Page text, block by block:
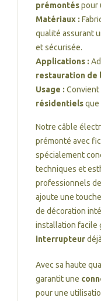
prémontéspour
Matériaux :
qualité assurant
et sécurisée.
Applications :
restauration de
Usage : Convient
résidentielsque
Notre câble
prémonté avec
spécialement
techniques et
professionnels
ajoute une
de décoration
installation facile
interrupteur
Avec sa haute
garantit une
pour une